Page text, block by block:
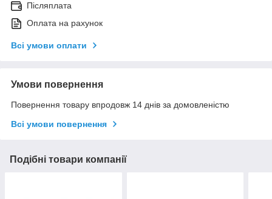
Післяплата
Оплата на рахунок
Всі умови оплати
Умови повернення
Повернення товару впродовж 14 днів за домовленістю
Всі умови повернення
Подібні товари компанії